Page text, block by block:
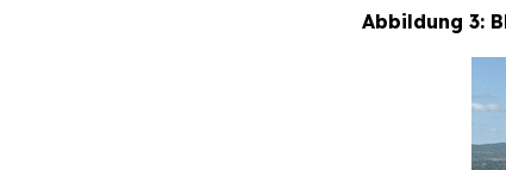
Abbildung 3: